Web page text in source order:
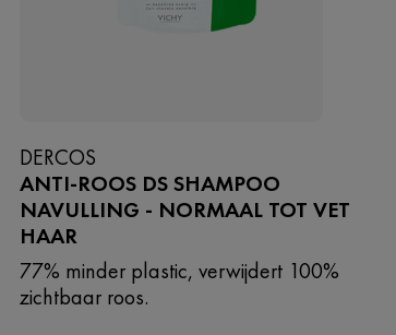
DERCOS
ANTI-ROOS DS SHAMPOO
NAVULLING - NORMAAL TOT VET
HAAR
77% minder plastic, verwijdert 100%
zichtbaar roos.